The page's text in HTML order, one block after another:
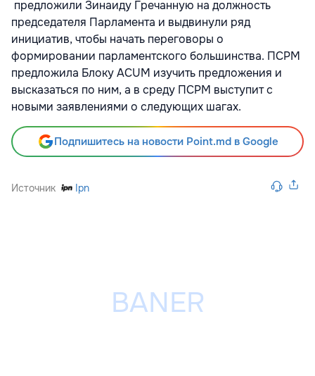
предложили Зинаиду Гречанную на должность
председателя Парламента и выдвинули ряд
инициатив, чтобы начать переговоры о
формировании парламентского большинства. ПСРМ
предложила Блоку ACUM изучить предложения и
высказаться по ним, а в среду ПСРМ выступит с
новыми заявлениями о следующих шагах.
Подпишитесь на новости Point.md в Google
Источник Ipn